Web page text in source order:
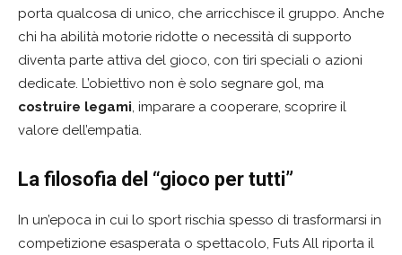
porta qualcosa di unico, che arricchisce il gruppo. Anche
chi ha abilità motorie ridotte o necessità di supporto
diventa parte attiva del gioco, con tiri speciali o azioni
dedicate. L’obiettivo non è solo segnare gol, ma
costruire legami, imparare a cooperare, scoprire il
valore dell’empatia.
La filosofia del “gioco per tutti”
In un’epoca in cui lo sport rischia spesso di trasformarsi in
competizione esasperata o spettacolo, Futs All riporta il